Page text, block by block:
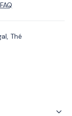
FAQ
, Thé